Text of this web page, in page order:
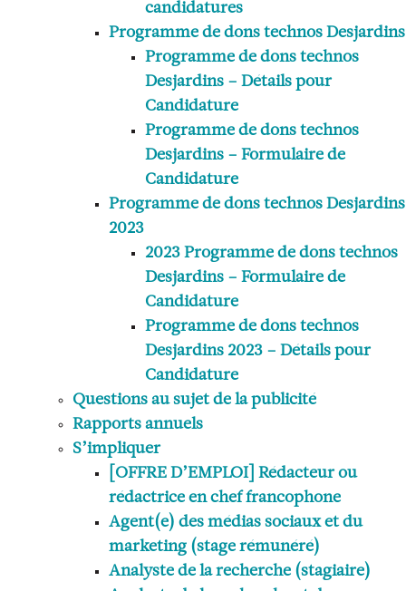
candidatures
Programme de dons technos Desjardins
Programme de dons technos
Desjardins – Détails pour
Candidature
Programme de dons technos
Desjardins – Formulaire de
Candidature
Programme de dons technos Desjardins
2023
2023 Programme de dons technos
Desjardins – Formulaire de
Candidature
Programme de dons technos
Desjardins 2023 – Détails pour
Candidature
Questions au sujet de la publicité
Rapports annuels
S’impliquer
[OFFRE D’EMPLOI] Rédacteur ou
rédactrice en chef francophone
Agent(e) des médias sociaux et du
marketing (stage rémunéré)
Analyste de la recherche (stagiaire)